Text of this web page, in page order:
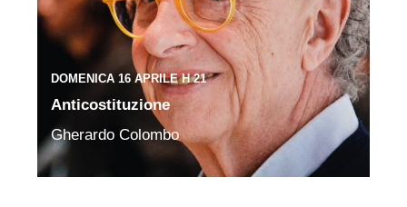
DOMENICA 16 APRILE H 21
Anticostituzione
Gherardo Colombo